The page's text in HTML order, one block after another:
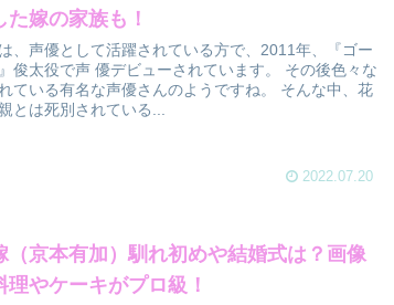
嫁の家族も！
、声優として活躍されている方で、2011年、『ゴー
俊太役で声 優デビューされています。 その後色々な
ている有名な声優さんのようですね。 そんな中、花
とは死別されている...
2022.07.20
（京本有加）馴れ初めや結婚式は？画像
やケーキがプロ級！